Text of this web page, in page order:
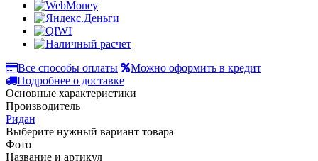
Все способы оплаты
Можно оформить в кредит
Подробнее о доставке
Основные характеристики
Производитель
Ридан
Выберите нужный вариант товара
Фото
Название и артикул